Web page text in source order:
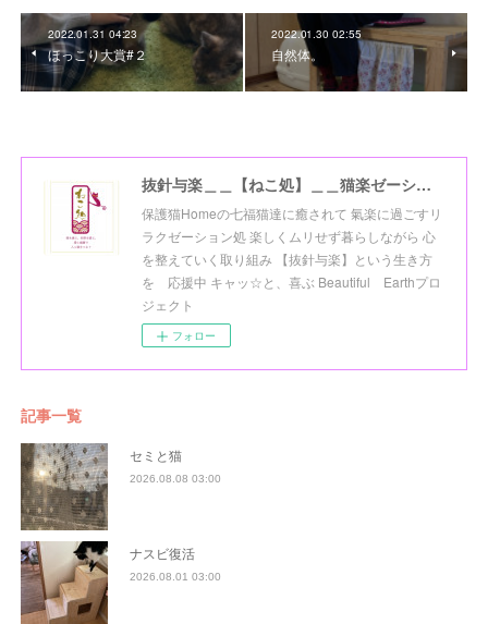
2022.01.31 04:23
ほっこり大賞#２
2022.01.30 02:55
自然体。
抜針与楽＿＿【ねこ処】＿＿猫楽ゼーションHome☆
保護猫Homeの七福猫達に癒されて 氣楽に過ごすリ
ラクゼーション処 楽しくムリせず暮らしながら 心
を整えていく取り組み 【抜針与楽】という生き方
を 応援中 キャッ☆と、喜ぶ Beautiful Earthプロ
ジェクト
フォロー
記事一覧
セミと猫
2026.08.08 03:00
ナスビ復活
2026.08.01 03:00